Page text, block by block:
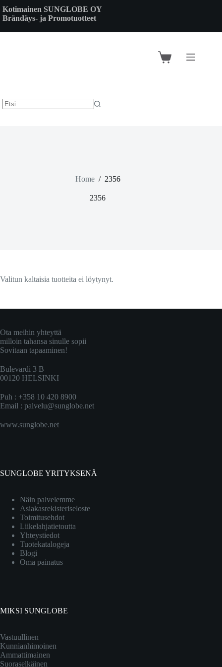
to
content
Kotimainen SUNGLOBE OY
Brändäys- ja Promotuotteet
Shopping
Home / 2356
2356
Valitun kaltaisia tuotteita ei löytynyt.
Ota meihin yhteyttä
milloin tahansa sinulle sopii
Sovitaan tapaaminen!
Bulevardi 3 B
00120 HELSINKI
Puh : +358 10 420 8900
Email : palvelu@sunglobe.net
www.sunglobe.net
SUNGLOBE YRITYKSENÄ
Näin palvelemme
Asiakasrekisteriseloste
Toimitusehdot
Liikelahjatietoutta
Yhteystiedot
Tuotekatalogeja
Blogi
Oma painatus
MIKSI SUNGLOBE
Vastuullinen
Kunnianhimoinen
Ammattimainen
Suoraselkäinen